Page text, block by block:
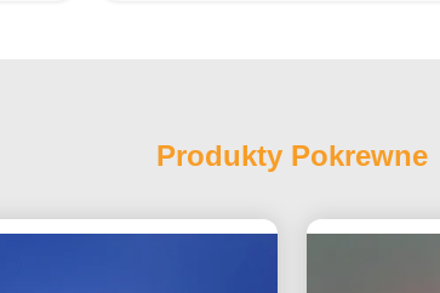
Produkty Pokrewne